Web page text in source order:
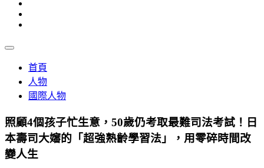
首頁
人物
國際人物
照顧4個孩子忙生意，50歲仍考取最難司法考試！日
本壽司大嬸的「超強熟齡學習法」，用零碎時間改
變人生